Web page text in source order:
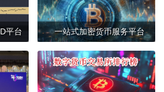
平台 一站式加密货币服务平台